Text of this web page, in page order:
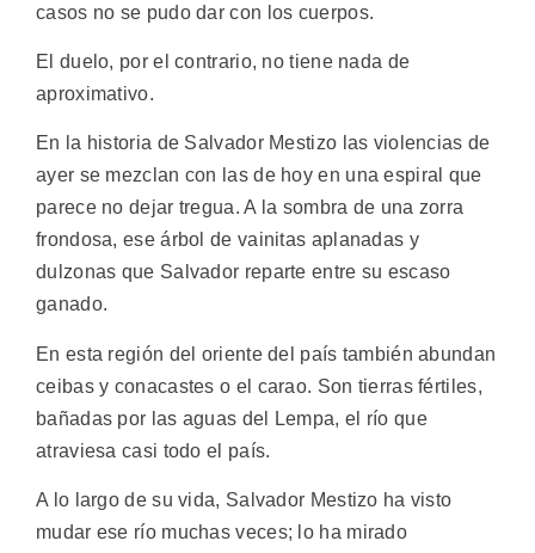
casos no se pudo dar con los cuerpos.
El duelo, por el contrario, no tiene nada de
aproximativo.
En la historia de Salvador Mestizo las violencias de
ayer se mezclan con las de hoy en una espiral que
parece no dejar tregua. A la sombra de una zorra
frondosa, ese árbol de vainitas aplanadas y
dulzonas que Salvador reparte entre su escaso
ganado.
En esta región del oriente del país también abundan
ceibas y conacastes o el carao. Son tierras fértiles,
bañadas por las aguas del Lempa, el río que
atraviesa casi todo el país.
A lo largo de su vida, Salvador Mestizo ha visto
mudar ese río muchas veces; lo ha mirado